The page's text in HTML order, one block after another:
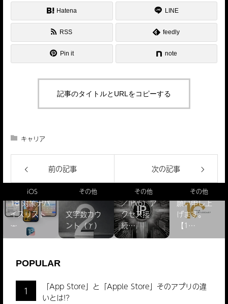
Hatena LINE
RSS feedly
Pin it note
記事のタイトルとURLをコピーする
キャリア
前の記事 次の記事
その他
文字数カウ
ント（γ）
その他
IPアドレス
確認（IPv4
／IPv6）ア
クセス接
続…
その他
【謹賀新
年】本年も
よろしくお
願い申し上
げます。
【1…
Apple
【更新方
法】
「Apple
Developer
Pr…
POPULAR
1
「App Store」と「Apple Store」そのアプリの違
いとは!?